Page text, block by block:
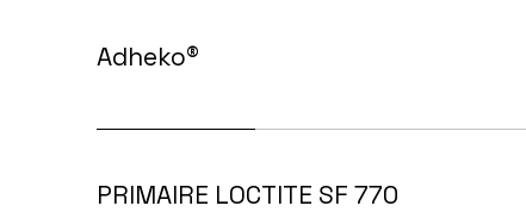
Adheko®
PRIMAIRE LOCTITE SF 770